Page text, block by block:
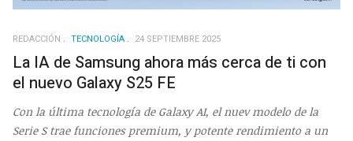
REDACCIÓN TECNOLOGÍA 24 SEPTIEMBRE 2025
La IA de Samsung ahora más cerca de ti con
el nuevo Galaxy S25 FE
Con la última tecnología de Galaxy AI, el nuev modelo de la
Serie S trae funciones premium, y potente rendimiento a un